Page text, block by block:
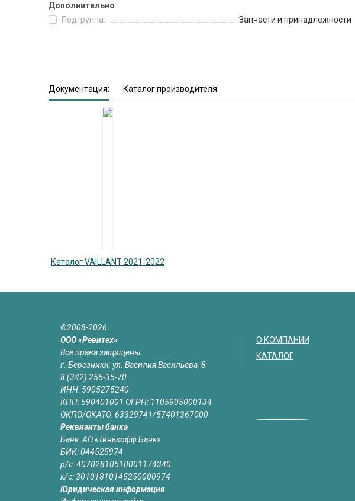
Дополнительно
Подгруппа:
Запчасти и принадлежности
Документация: Каталог производителя
Каталог VAILLANT 2021-2022
©2008-2026.
ООО «Ревитех»
Все права защищены
г. Березники, ул. Василия Васильева, 8
8 (342) 255-35-70
ИНН: 5905275240
КПП: 590401001 ОГРН: 1105905000134
ОКПО/ОКАТО: 63329741/57401367000
Реквизиты банка
Банк: АО «Тинькофф Банк»
БИК: 044525974
р/с: 40702810510001174340
к/с: 30101810145250000974
Юридическая информация
О КОМПАНИИ
КАТАЛОГ